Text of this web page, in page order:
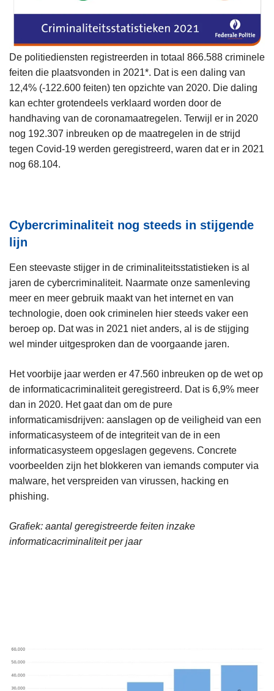
De politiediensten registreerden in totaal 866.588 criminele
feiten die plaatsvonden in 2021*. Dat is een daling van
12,4% (-122.600 feiten) ten opzichte van 2020. Die daling
kan echter grotendeels verklaard worden door de
handhaving van de coronamaatregelen. Terwijl er in 2020
nog 192.307 inbreuken op de maatregelen in de strijd
tegen Covid-19 werden geregistreerd, waren dat er in 2021
nog 68.104.
Cybercriminaliteit nog steeds in stijgende
lijn
Een steevaste stijger in de criminaliteitsstatistieken is al
jaren de cybercriminaliteit. Naarmate onze samenleving
meer en meer gebruik maakt van het internet en van
technologie, doen ook criminelen hier steeds vaker een
beroep op. Dat was in 2021 niet anders, al is de stijging
wel minder uitgesproken dan de voorgaande jaren.
Het voorbije jaar werden er 47.560 inbreuken op de wet op
de informaticacriminaliteit geregistreerd. Dat is 6,9% meer
dan in 2020. Het gaat dan om de pure
informaticamisdrijven: aanslagen op de veiligheid van een
informaticasysteem of de integriteit van de in een
informaticasysteem opgeslagen gegevens. Concrete
voorbeelden zijn het blokkeren van iemands computer via
malware, het verspreiden van virussen, hacking en
phishing.
Grafiek: aantal geregistreerde feiten inzake
informaticacriminaliteit per jaar